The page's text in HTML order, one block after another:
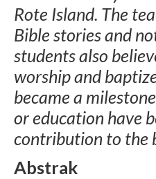
Rote Island. The
Bible stories and
students also
worship and
became a
or education have
contribution to the
Abstrak